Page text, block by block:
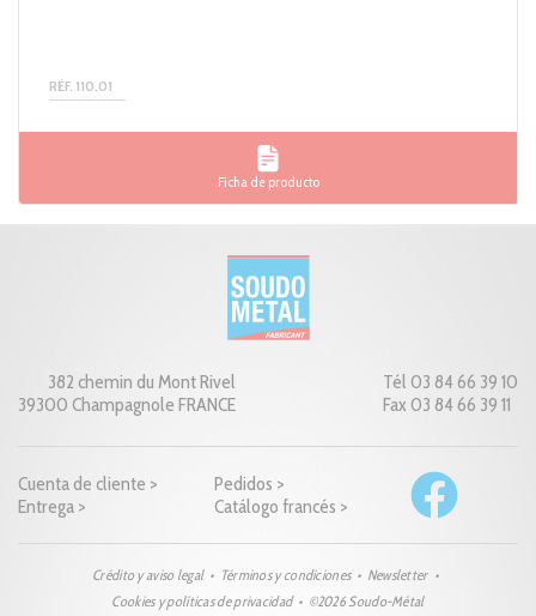
RÉF. 110.01
Ficha de producto
382 chemin du Mont Rivel
39300 Champagnole FRANCE
Tél 03 84 66 39 10
Fax 03 84 66 39 11
Cuenta de cliente >
Pedidos >
Entrega >
Catálogo francés >
Crédito y aviso legal Términos y condiciones
Newsletter
Cookies y políticas de privacidad
©2026 Soudo-Métal